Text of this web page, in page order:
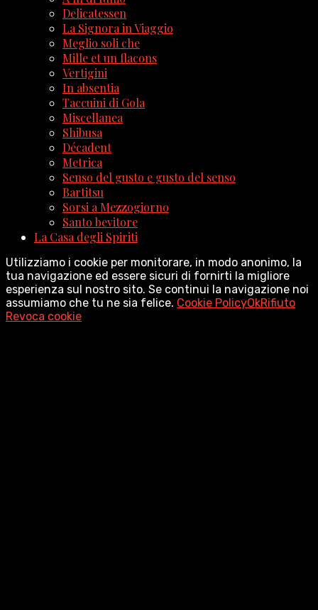
Delicatessen
La Signora in Viaggio
Meglio soli che
Mille et un flacons
Vertigini
In absentia
Taccuini di Gola
Miscellanea
Shibusa
Décadent
Metrica
Senso del gusto e gusto del senso
Bartitsu
Sorsi a Mezzogiorno
Santo bevitore
La Casa degli Spiriti
Utilizziamo i cookie per monitorare, in modo anonimo, la
tua navigazione ed essere sicuri di fornirti la migliore
esperienza sul nostro sito. Se continui la navigazione noi
assumiamo che tu ne sia felice. Cookie PolicyOkRifiuto
Revoca cookie